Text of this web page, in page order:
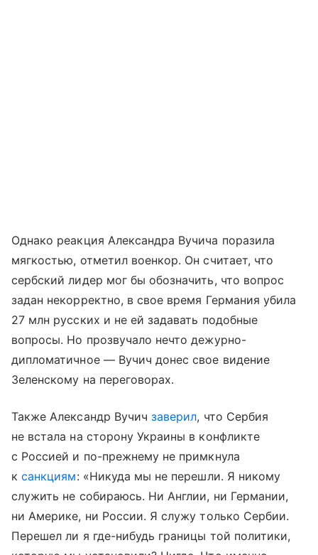
Однако реакция Александра Вучича поразила
мягкостью, отметил военкор. Он считает, что
сербский лидер мог бы обозначить, что вопрос
задан некорректно, в свое время Германия убила
27 млн русских и не ей задавать подобные
вопросы. Но прозвучало нечто дежурно-
дипломатичное — Вучич донес свое видение
Зеленскому на переговорах.
Также Александр Вучичзаверил, что Сербия
не встала на сторону Украины в конфликте
с Россией и по-прежнему не примкнула
ксанкциям: «Никуда мы не перешли. Я никому
служить не собираюсь. Ни Англии, ни Германии,
ни Америке, ни России. Я служу только Сербии.
Перешел ли я где-нибудь границы той политики,